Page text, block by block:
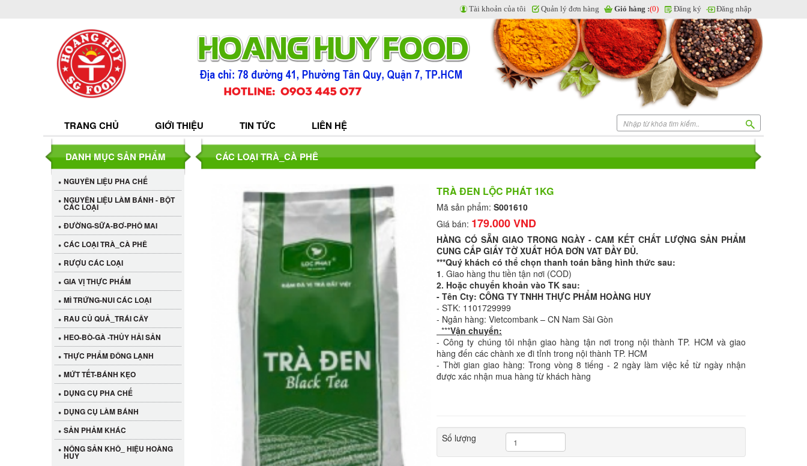
TRANG CHỦ GIỚI THIỆU TIN TỨC LIÊN HỆ
Tài khoản của tôi Quản lý đơn hàng Giỏ hàng :(0) Đăng ký Đăng nhập
CÁC LOẠI TRÀ_CÀ PHÊ
TRÀ ĐEN LỘC PHÁT 1KG
Mã sản phẩm: S001610
Giá bán: 179.000 VND
HÀNG CÓ SẴN GIAO TRONG NGÀY - CAM KẾT CHẤT LƯỢNG SẢN PHẨM
CUNG CẤP GIẤY TỜ XUẤT HÓA ĐƠN VAT ĐẦY ĐỦ.
***Quý khách có thể chọn thanh toán bằng hình thức sau:
1. Giao hàng thu tiền tận nơi (COD)
2. Hoặc chuyển khoản vào TK sau:
- Tên Cty: CÔNG TY TNHH THỰC PHẨM HOÀNG HUY
- STK: 1101729999
- Ngân hàng: Vietcombank – CN Nam Sài Gòn
***Vận chuyển:
- Công ty chúng tôi nhận giao hàng tận nơi trong nội thành TP. HCM và giao
hàng đến các chành xe đi tỉnh trong nội thành TP. HCM
- Thời gian giao hàng: Trong vòng 8 tiếng - 2 ngày làm việc kể từ ngày nhận
được xác nhận mua hàng từ khách hàng
Số lượng
DANH MỤC SẢN PHẨM
NGUYÊN LIỆU PHA CHẾ
NGUYÊN LIỆU LÀM BÁNH - BỘT
CÁC LOẠI
ĐƯỜNG-SỮA-BƠ-PHÔ MAI
CÁC LOẠI TRÀ_CÀ PHÊ
RƯỢU CÁC LOẠI
GIA VỊ THỰC PHẨM
MÌ TRỨNG-NUI CÁC LOẠI
RAU CỦ QUẢ_TRÁI CÂY
HEO-BÒ-GÀ -THỦY HẢI SẢN
THỰC PHẨM ĐÔNG LẠNH
MỨT TẾT-BÁNH KẸO
DỤNG CỤ PHA CHẾ
DỤNG CỤ LÀM BÁNH
SẢN PHẢM KHÁC
NÔNG SẢN KHÔ_ HIỆU HOÀNG
HUY
Cần Tây Đà Lạt
40.000 VND
LỐC 12 HỦ